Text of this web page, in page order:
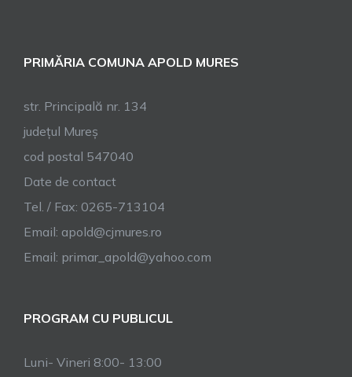
PRIMĂRIA COMUNA APOLD MURES
str. Principală nr. 134
județul Mureș
cod postal 547040
Date de contact
Tel. / Fax: 0265-713104
Email: apold@cjmures.ro
Email: primar_apold@yahoo.com
PROGRAM CU PUBLICUL
Luni- Vineri 8:00- 13:00